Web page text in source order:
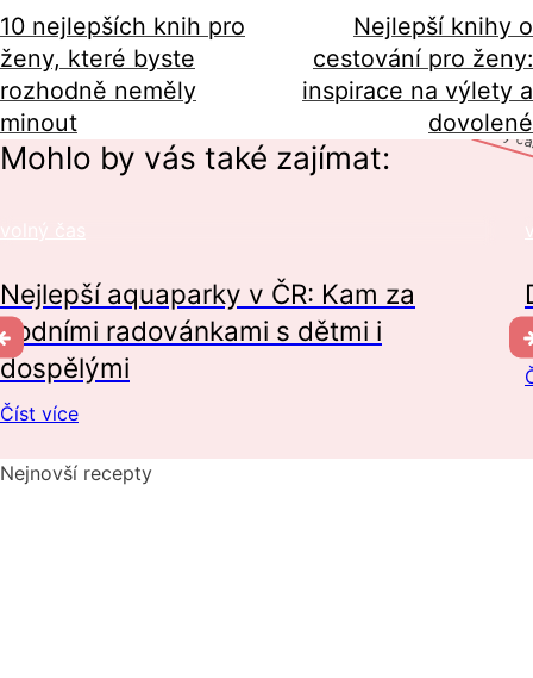
10 nejlepších knih pro
ženy, které byste
rozhodně neměly
minout
Nejlepší knihy o
cestování pro ženy:
inspirace na výlety a
dovolené
Mohlo by vás také zajímat:
volný
Nejlepší aquaparky v ČR: Kam za
vodními radovánkami s dětmi i
dospělými
Číst více
Nejnovší recepty